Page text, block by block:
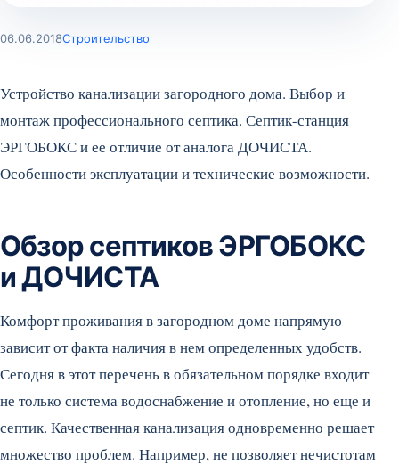
06.06.2018Строительство
Устройство канализации загородного дома. Выбор и
монтаж профессионального септика. Септик-станция
ЭРГОБОКС и ее отличие от аналога ДОЧИСТА.
Особенности эксплуатации и технические возможности.
Обзор септиков ЭРГОБОКС
и ДОЧИСТА
Комфорт проживания в загородном доме напрямую
зависит от факта наличия в нем определенных удобств.
Сегодня в этот перечень в обязательном порядке входит
не только система водоснабжение и отопление, но еще и
септик. Качественная канализация одновременно решает
множество проблем. Например, не позволяет нечистотам